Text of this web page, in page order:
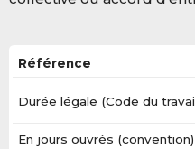
Référence
Durée légale (Code du
En jours ouvrés (convention)